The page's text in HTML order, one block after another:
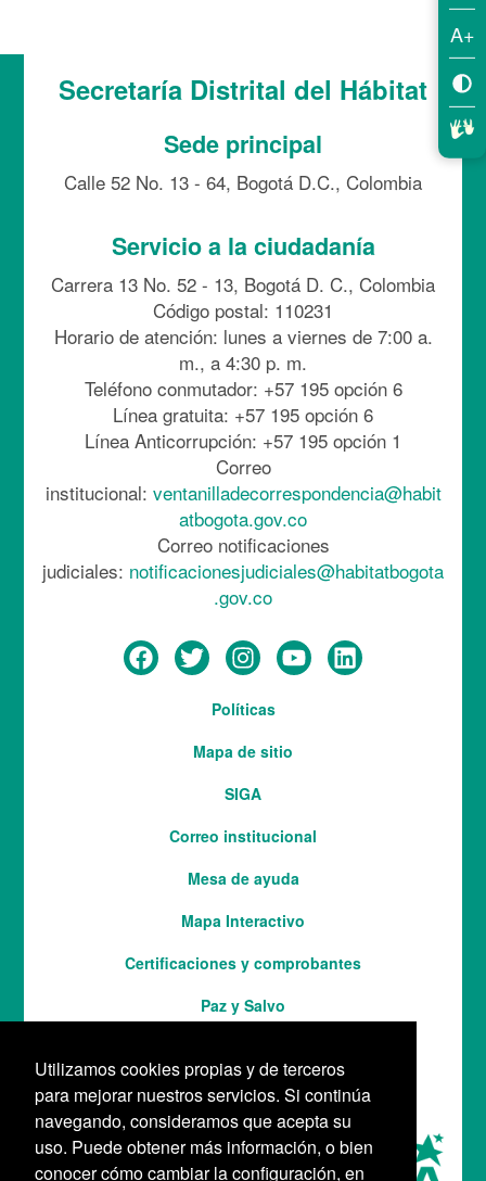
Utilizamos cookies propias y de terceros
para mejorar nuestros servicios. Si continúa
navegando, consideramos que acepta su
uso. Puede obtener más información, o bien
conocer cómo cambiar la configuración, en
Secretaría Distrital del Hábitat
Sede principal
Calle 52 No. 13 - 64, Bogotá D.C., Colombia
Servicio a la ciudadanía
Carrera 13 No. 52 - 13, Bogotá D. C., Colombia
Código postal: 110231
Horario de atención: lunes a viernes de 7:00 a.
m., a 4:30 p. m.
Teléfono conmutador: +57 195 opción 6
Línea gratuita: +57 195 opción 6
Línea Anticorrupción: +57 195 opción 1
Correo
institucional: ventanilladecorrespondencia@habit
atbogota.gov.co
Correo notificaciones
judiciales: notificacionesjudiciales@habitatbogota
.gov.co
Políticas
Mapa de sitio
SIGA
Correo institucional
Mesa de ayuda
Mapa Interactivo
ServicesCertificaciones y comprobantes
Paz y Salvo
A+